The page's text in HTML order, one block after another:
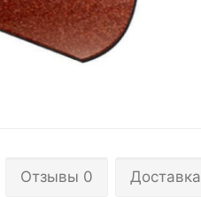
Отзывы 0 Доставка